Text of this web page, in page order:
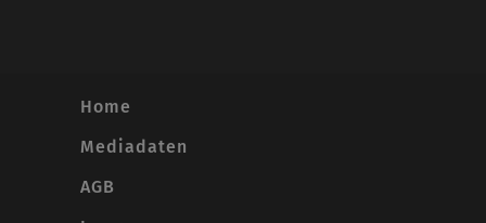
Home
Mediadaten
AGB